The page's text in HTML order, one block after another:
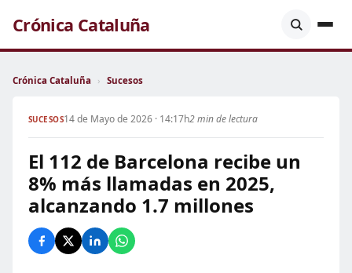
Crónica Cataluña
Crónica Cataluña › Sucesos
SUCESOS14 de Mayo de 2026 · 14:17h2 min de lectura
El 112 de Barcelona recibe un
8% más llamadas en 2025,
alcanzando 1.7 millones